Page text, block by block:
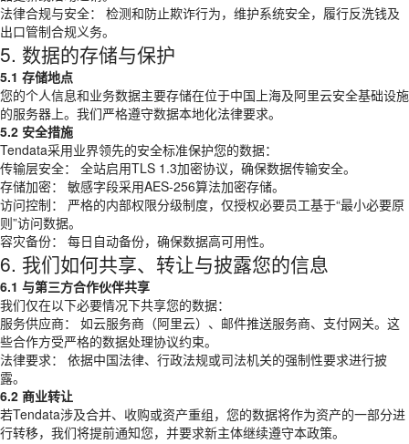
法律合规与安全： 检测和防止欺诈行为，维护系统安全，履行反洗钱及
出口管制合规义务。
5. 数据的存储与保护
5.1 存储地点
您的个人信息和业务数据主要存储在位于中国上海及阿里云安全基础设施
的服务器上。我们严格遵守数据本地化法律要求。
5.2 安全措施
Tendata采用业界领先的安全标准保护您的数据：
传输层安全： 全站启用TLS 1.3加密协议，确保数据传输安全。
存储加密： 敏感字段采用AES-256算法加密存储。
访问控制： 严格的内部权限分级制度，仅授权必要员工基于“最小必要原
则”访问数据。
容灾备份： 每日自动备份，确保数据高可用性。
6. 我们如何共享、转让与披露您的信息
6.1 与第三方合作伙伴共享
我们仅在以下必要情况下共享您的数据：
服务供应商： 如云服务商（阿里云）、邮件推送服务商、支付网关。这
些合作方受严格的数据处理协议约束。
法律要求： 依据中国法律、行政法规或司法机关的强制性要求进行披
露。
6.2 商业转让
若Tendata涉及合并、收购或资产重组，您的数据将作为资产的一部分进
行转移，我们将提前通知您，并要求新主体继续遵守本政策。